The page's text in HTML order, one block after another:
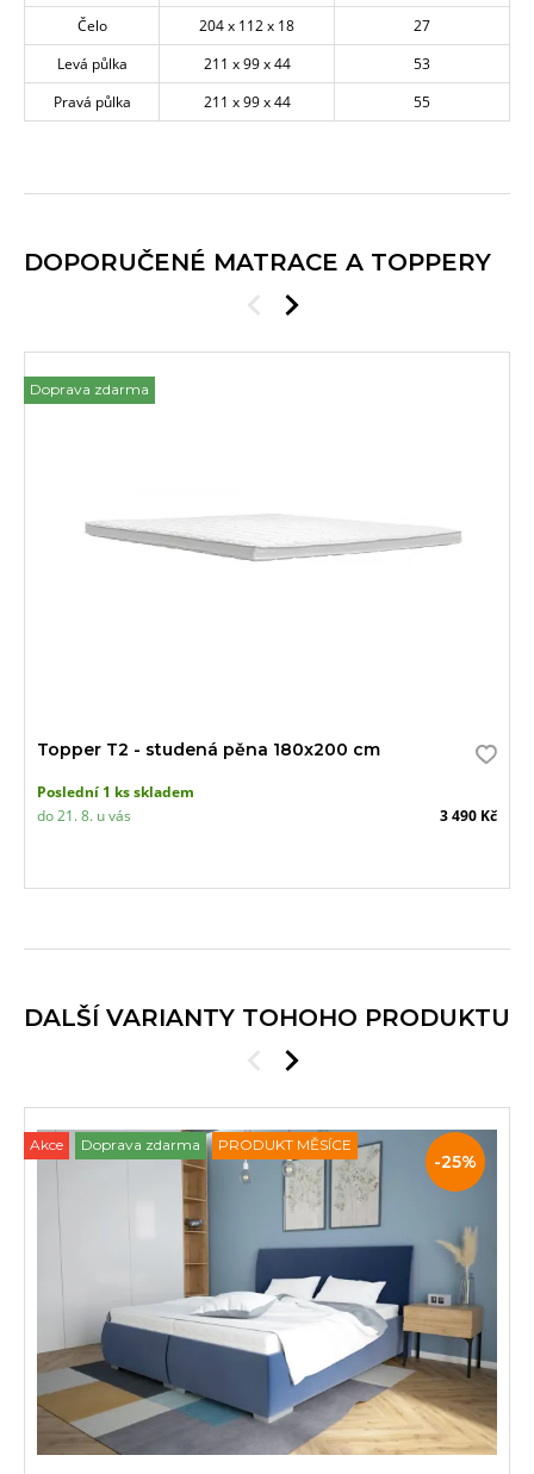
Čelo 204 x 112 x 18
27
Levá půlka
211 x 99 x 44
53
Pravá půlka
211 x 99 x 44 55
DOPORUČENÉ MATRACE A TOPPERY
Doprava zdarma
Topper T2 - studená pěna 180x200 cm
Poslední 1 ks skladem
do 21. 8. u vás
3 490 Kč
DALŠÍ VARIANTY TOHOHO PRODUKTU
Akce Doprava zdarma PRODUKT MĚSÍCE
Slevy
akce
-25%